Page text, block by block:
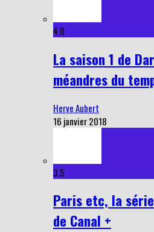
4.0
La saison 1 de
méandres du
Herve Aubert
16 janvier 2018
3.5
Paris etc, la
de Canal +